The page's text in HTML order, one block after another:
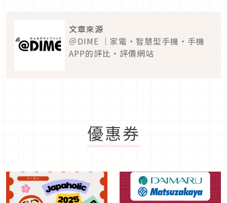
文章來源
＠DIME ｜家電・智慧型手機・手機
APP的評比・評價網站
優惠券